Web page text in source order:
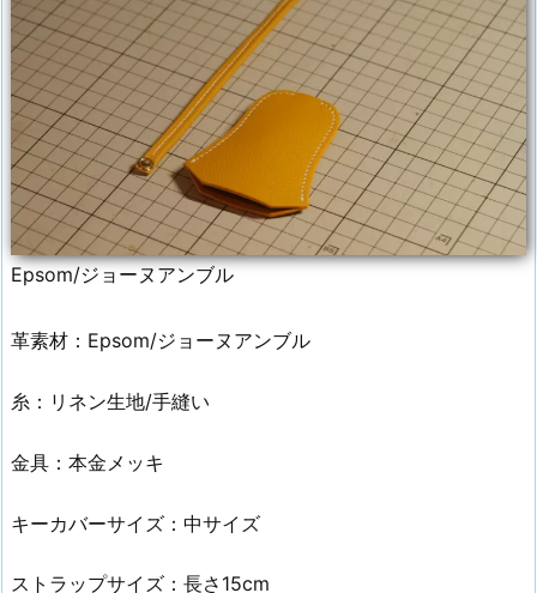
Epsom/ジョーヌアンブル
革素材：Epsom/ジョーヌアンブル
糸：リネン生地/手縫い
金具：本金メッキ
キーカバーサイズ：中サイズ
ストラップサイズ：長さ15cm